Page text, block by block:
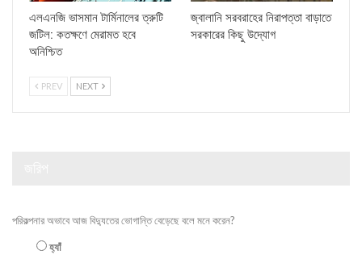
এলএনজি ভাসমান টার্মিনালের ত্রুটি
জটিল: কতক্ষণে মেরামত হবে
অনিশ্চিত
জ্বালানি সরবরাহের নিরাপত্তা বাড়াতে
সরকারের কিছু উদ্যোগ
PREV NEXT
পরিকল্পনার অভাবে আজ বিদ্যুতের ভোগান্তি বেড়েছে বলে মনে করেন?
হ্যাঁ